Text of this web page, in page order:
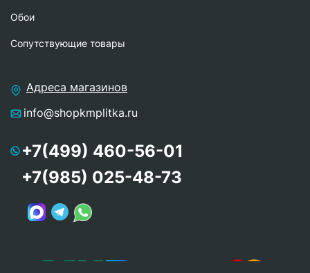
Обои
Сопутствующие товары
Адреса магазинов
info@shopkmplitka.ru
+7(499) 460-56-01
+7(985) 025-48-73